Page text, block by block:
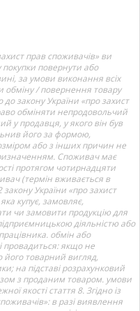
прав споживачів» ви
повернути або
за умови виконання всіх
/ повернення товару
до закону України «про захист
обміняти непродовольчий
у продавця, у якого він був
його за формою,
або з інших причин не
Споживач має
протягом чотирнадцяти
(термін вживається в
закону України «про захист
купує, замовляє,
чи замовити продукцію для
діяльністю або
обмін або
провадиться: якщо не
товарний вигляд,
на підставі розрахунковий
з проданим товаром. умови
якості стаття 8. Згідно із
в разі виявлення